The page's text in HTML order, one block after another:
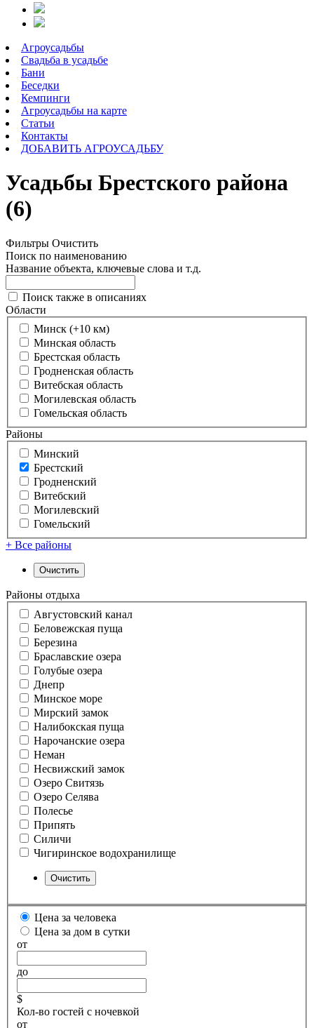
Агроусадьбы
Свадьба в усадьбе
Бани
Беседки
Кемпинги
Агроусадьбы на карте
Статьи
Контакты
ДОБАВИТЬ АГРОУСАДЬБУ
Усадьбы Брестского района
(6)
Фильтры Очистить
Поиск по наименованию
Название объекта, ключевые слова и т.д.
Поиск также в описаниях
Области
Минск (+10 км)
Минская область
Брестская область
Гродненская область
Витебская область
Могилевская область
Гомельская область
Районы
Минский
Брестский
Гродненский
Витебский
Могилевский
Гомельский
+ Все районы
Районы отдыха
Августовский канал
Беловежская пуща
Березина
Браславские озера
Голубые озера
Днепр
Минское море
Мирский замок
Налибокская пуща
Нарочанские озера
Неман
Несвижский замок
Озеро Свитязь
Озеро Селява
Полесье
Припять
Силичи
Чигиринское водохранилище
Цена за человека
Цена за дом в сутки
от
до
$
Кол-во гостей с ночевкой
от